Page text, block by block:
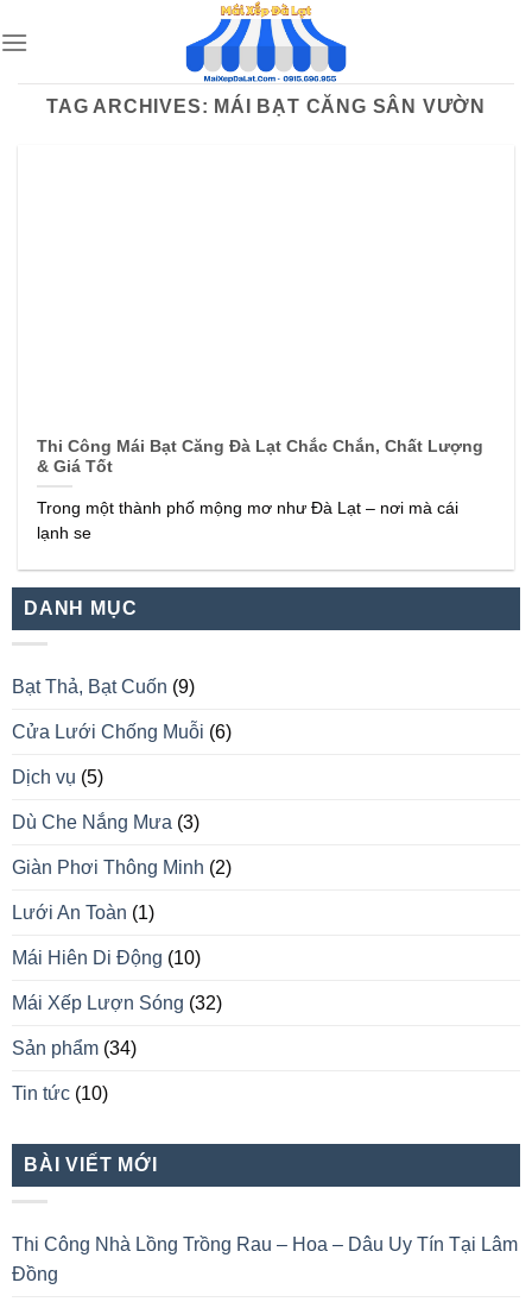
to
TAG ARCHIVES: MÁI BẠT CĂNG SÂN VƯỜN
Thi Công Mái Bạt Căng Đà Lạt Chắc Chắn, Chất Lượng
& Giá Tốt
Trong một thành phố mộng mơ như Đà Lạt – nơi mà cái
lạnh se
DANH MỤC
Bạt Thả, Bạt Cuốn (9)
Cửa Lưới Chống Muỗi (6)
Dịch vụ (5)
Dù Che Nắng Mưa (3)
Giàn Phơi Thông Minh (2)
Lưới An Toàn (1)
Mái Hiên Di Động (10)
Mái Xếp Lượn Sóng (32)
Sản phẩm (34)
Tin tức (10)
BÀI VIẾT MỚI
Thi Công Nhà Lồng Trồng Rau – Hoa – Dâu Uy Tín Tại Lâm
Đồng